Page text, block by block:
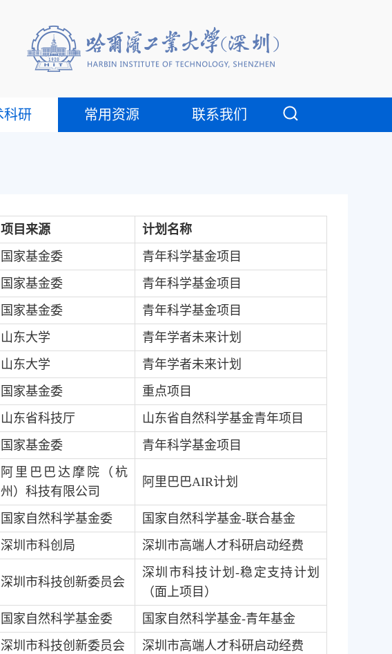
科研 常用资源 联系我们
项目来源
计划名称
国家基金委
青年科学基金项目
国家基金委
青年科学基金项目
国家基金委
青年科学基金项目
山东大学
青年学者未来计划
山东大学
青年学者未来计划
国家基金委
重点项目
山东省科技厅
山东省自然科学基金青年项目
国家基金委 青年科学基金项目
阿里巴巴达摩院（杭
州）科技有限公司
阿里巴巴AIR计划
国家自然科学基金委 国家自然科学基金-联合基金
深圳市科创局 深圳市高端人才科研启动经费
深圳市科技创新委员会
深圳市科技计划-稳定支持计划
（面上项目）
国家自然科学基金委 国家自然科学基金-青年基金
深圳市科技创新委员会
深圳市高端人才科研启动经费